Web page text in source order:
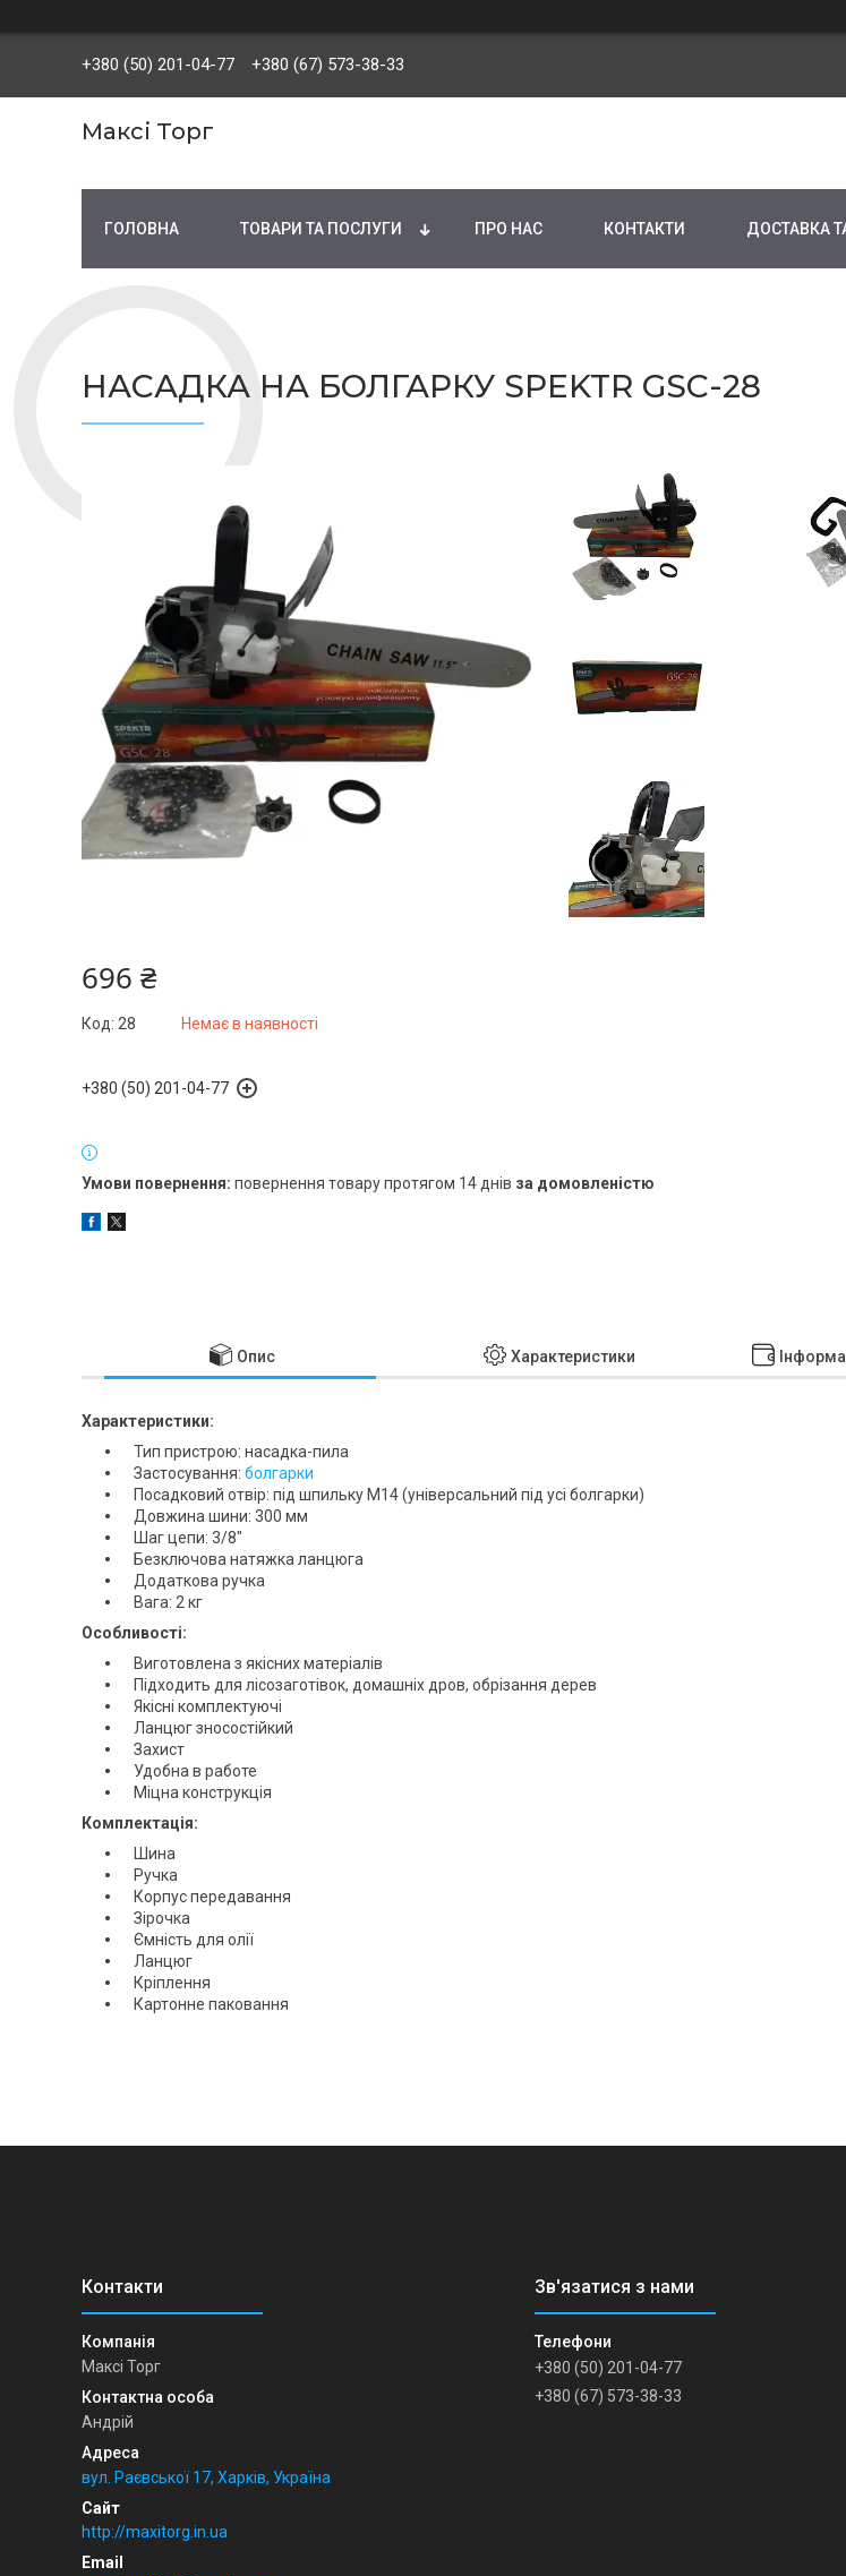
+380 (50) 201-04-77 +380 (67) 573-38-33
Максі Торг
ГОЛОВНА ТОВАРИ ТА ПОСЛУГИ ПРО НАС КОНТАКТИ ДОСТАВКА
НАСАДКА НА БОЛГАРКУ SPEKTR GSC-28
696 ₴
Немає в наявності
Код: 28
+380 (50) 201-04-77
повернення товару протягом 14 днів за домовленістю
Опис Характеристики
Характеристики:
Тип пристрою: насадка-пила
Застосування: болгарки
Посадковий отвір: під шпильку М14 (універсальний під усі болгарки)
Довжина шини: 300 мм
Шаг цепи: 3/8"
Безключова натяжка ланцюга
Додаткова ручка
Вага: 2 кг
Особливості:
Виготовлена з якісних матеріалів
Підходить для лісозаготівок, домашніх дров, обрізання дерев
Якісні комплектуючі
Ланцюг зносостійкий
Захист
Удобна в работе
Міцна конструкція
Комплектація:
Шина
Ручка
Корпус передавання
Зірочка
Ємність для олії
Ланцюг
Кріплення
Картонне паковання
Максі Торг
Андрій
вул. Раєвської 17, Харків, Україна
http://maxitorg.in.ua
+380 (50) 201-04-77
+380 (67) 573-38-33